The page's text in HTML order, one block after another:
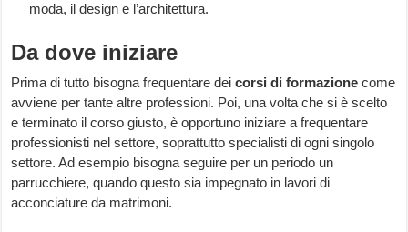
moda, il design e l’architettura.
Da dove iniziare
Prima di tutto bisogna frequentare deicorsi di formazione come
avviene per tante altre professioni. Poi, una volta che si è scelto
e terminato il corso giusto, è opportuno iniziare a frequentare
professionisti nel settore, soprattutto specialisti di ogni singolo
settore. Ad esempio bisogna seguire per un periodo un
parrucchiere, quando questo sia impegnato in lavori di
acconciature da matrimoni.